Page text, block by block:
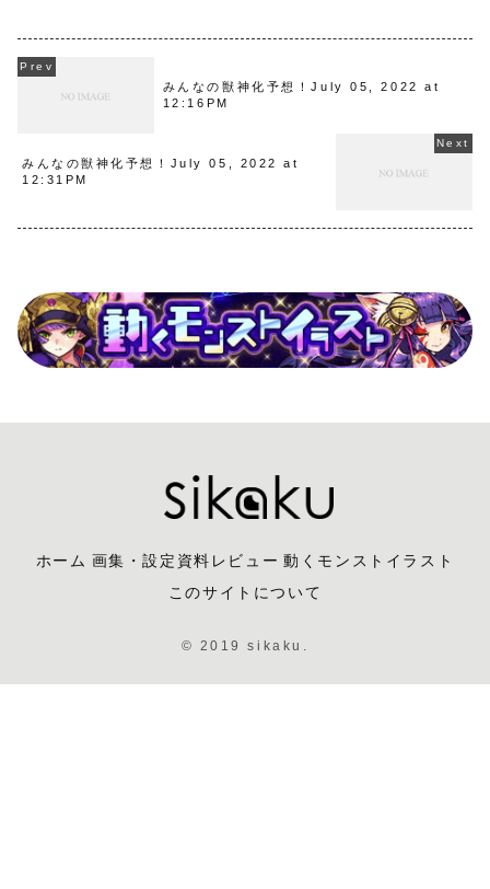
みんなの獣神化予想！July 05, 2022 at
12:16PM
みんなの獣神化予想！July 05, 2022 at
12:31PM
ホーム 画集・設定資料レビュー 動くモンストイラスト
このサイトについて
© 2019 sikaku.